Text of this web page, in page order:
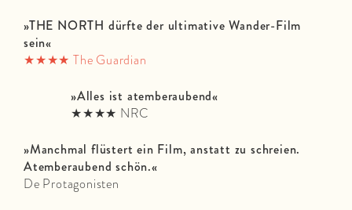
»THE NORTH dürfte der ultimative Wander-Film
sein«
★★★★ The Guardian
»Alles ist atemberaubend«
★★★★ NRC
»Manchmal flüstert ein Film, anstatt zu schreien.
Atemberaubend schön.«
De Protagonisten